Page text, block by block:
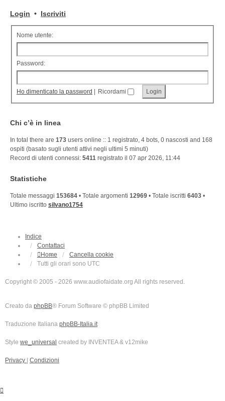
Login • Iscriviti
Nome utente:
Password:
Ho dimenticato la password Ricordami
Chi c’è in linea
In total there are 173 users online :: 1 registrato, 4 bots, 0 nascosti and 168
ospiti (basato sugli utenti attivi negli ultimi 5 minuti)
Record di utenti connessi: 5411 registrato il 07 apr 2026, 11:44
Statistiche
Totale messaggi 153684 • Totale argomenti 12969 • Totale iscritti 6403 •
Ultimo iscritto silvano1754
Indice
Contattaci
Home
Cancella cookie
Tutti gli orari sono UTC
Copyright © 2005 - 2026 www.audiofaidate.org All rights reserved.
Creato da phpBB® Forum Software © phpBB Limited
Traduzione Italiana phpBB-Italia.it
Style we_universal created by INVENTEA & v12mike
Privacy | Condizioni